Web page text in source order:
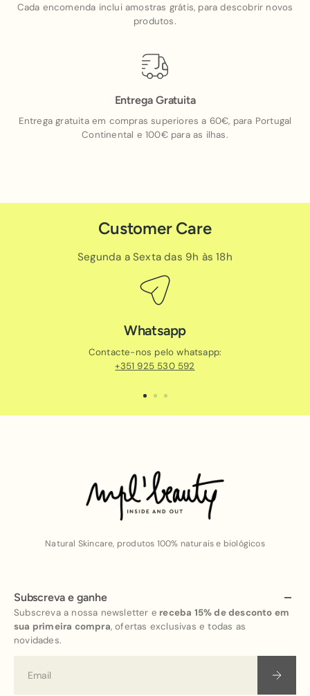
Cada encomenda inclui amostras grátis, para descobrir novos
produtos.
Entrega Gratuita
Entrega gratuita em compras superiores a 60€, para Portugal
Continental e 100€ para as ilhas.
Customer Care
Segunda a Sexta das 9h às 18h
Whatsapp
Contacte-nos pelo whatsapp:
+351 925 530 592
Natural Skincare, produtos 100% naturais e biológicos
Subscreva e ganhe
Subscreva a nossa newsletter e receba 15% de desconto em
sua primeira compra, ofertas exclusivas e todas as
novidades.